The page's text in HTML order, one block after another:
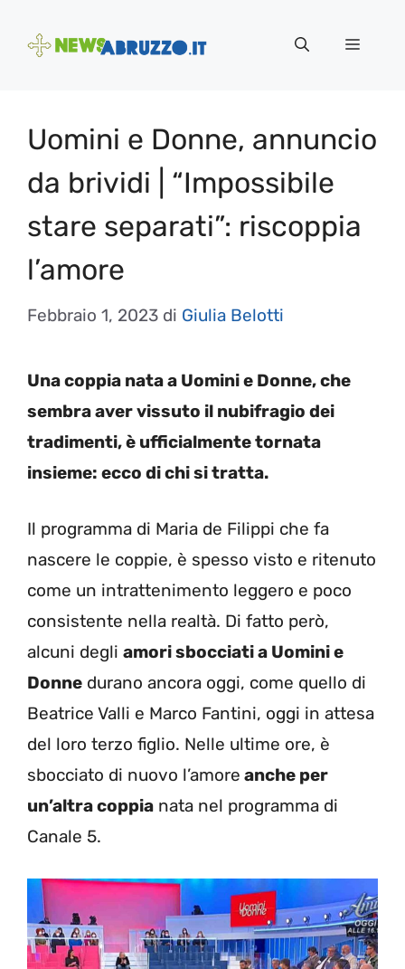
Menu
Uomini e Donne, annuncio
da brividi | “Impossibile
stare separati”: riscoppia
l’amore
Febbraio 1, 2023 di Giulia Belotti
Una coppia nata a Uomini e Donne, che
sembra aver vissuto il nubifragio dei
tradimenti, è ufficialmente tornata
insieme: ecco di chi si tratta.
Il programma di Maria de Filippi che fa
nascere le coppie, è spesso visto e ritenuto
come un intrattenimento leggero e poco
consistente nella realtà. Di fatto però,
alcuni degli amori sbocciati a Uomini e
Donne durano ancora oggi, come quello di
Beatrice Valli e Marco Fantini, oggi in attesa
del loro terzo figlio. Nelle ultime ore, è
sbocciato di nuovo l’amore anche per
un’altra coppia nata nel programma di
Canale 5.